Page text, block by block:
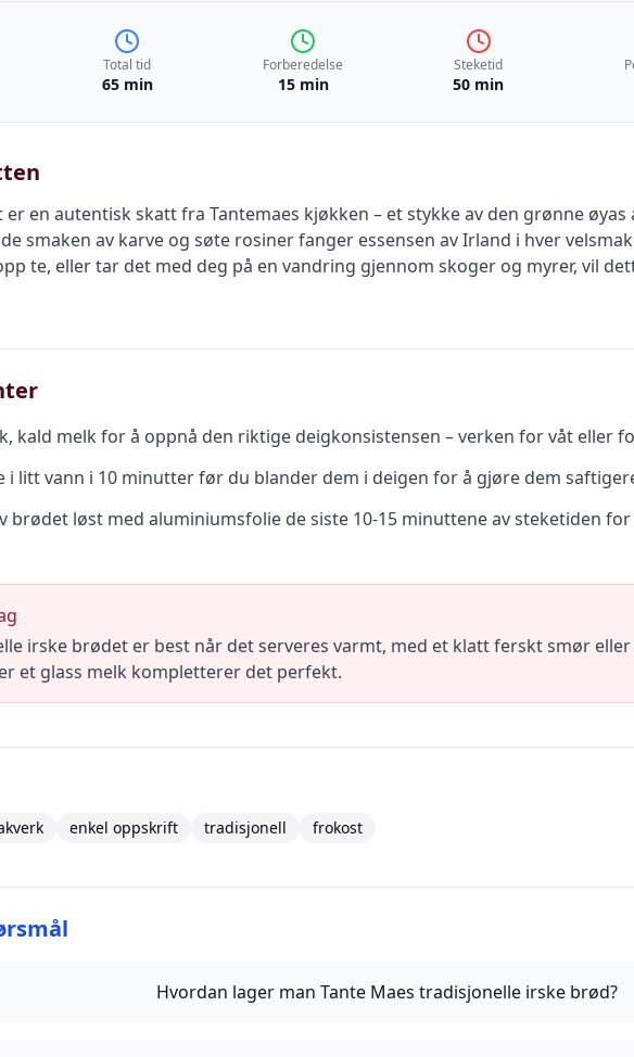
Total tid
65 min
Forberedelse
15 min
Steketid
50 min
en autentisk skatt fra Tantemaes kjøkken – et stykke av den grønne
smaken av karve og søte rosiner fanger essensen av Irland i hver
te, eller tar det med deg på en vandring gjennom skoger og myrer, vil
kald melk for å oppnå den riktige deigkonsistensen – verken for våt eller
i litt vann i 10 minutter før du blander dem i deigen for å gjøre dem
brødet løst med aluminiumsfolie de siste 10-15 minuttene av steketiden
irske brødet er best når det serveres varmt, med et klatt ferskt smør
et glass melk kompletterer det perfekt.
enkel oppskrift tradisjonell frokost
Hvordan lager man Tante Maes tradisjonelle irske brød?